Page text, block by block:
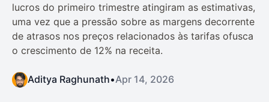
lucros do primeiro trimestre atingiram as estimativas,
uma vez que a pressão sobre as margens decorrente
de atrasos nos preços relacionados às tarifas ofusca
o crescimento de 12% na receita.
Aditya Raghunath•Apr 14, 2026